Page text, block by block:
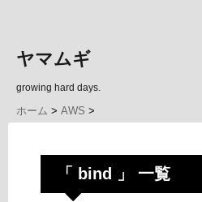
ヤマムギ
growing hard days.
ホーム > AWS >
「 bind 」 一覧